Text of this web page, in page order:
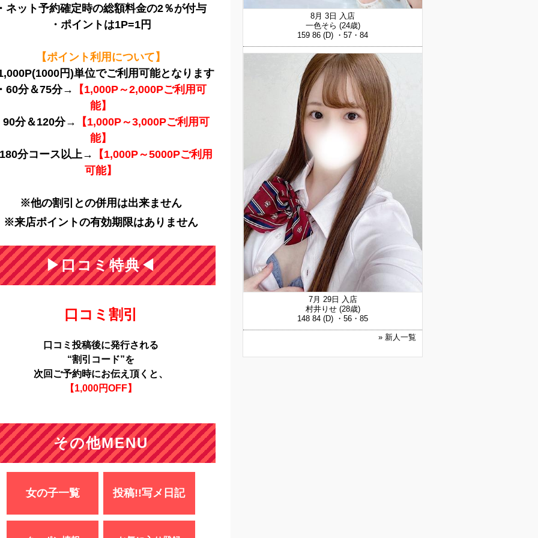
ネット予約確定時の総額料金の2％が付与
・ポイントは1P=1円
【ポイント利用について】
円)単位でご利用可能となります
60分＆75分→
【1,000P～2,000Pご利用可
能】
90分＆120分→
【1,000P～3,000Pご利用可
能】
分コース以上→
【1,000P～5000Pご利用
可能】
※他の割引との併用は出来ません
※来店ポイントの有効期限はありません
▶口コミ特典◀
口コミ割引
口コミ投稿後に発行される
“割引コード”を
次回ご予約時にお伝え頂くと、
【1,000円OFF】
その他MENU
女の子一覧 投稿!!写メ日記
8月 3日 入店
一色そら (24歳)
159 86 (D) ・57・84
7月 29日 入店
村井りせ (28歳)
148 84 (D) ・56・85
» 新人一覧